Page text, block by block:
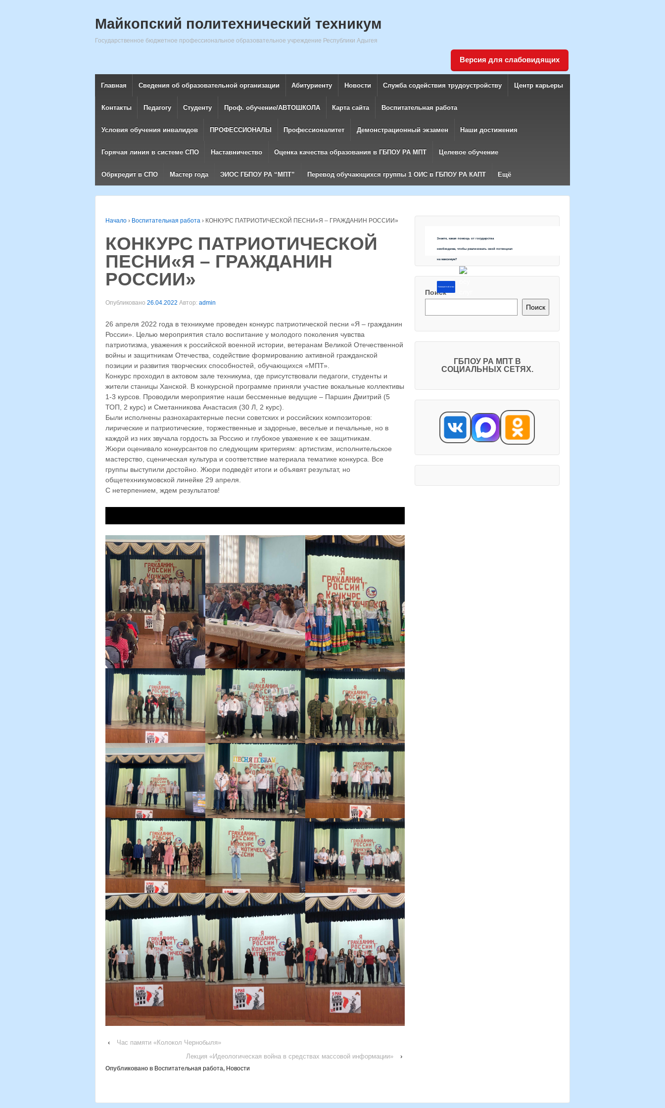
Майкопский политехнический техникум
Государственное бюджетное профессиональное образовательное учреждение Республики Адыгея
Версия для слабовидящих
Главная Сведения об образовательной организации Абитуриенту Новости Служба содействия трудоустройству Центр карьеры
Контакты Педагогу Студенту Проф. обучение/АВТОШКОЛА Карта сайта Воспитательная работа
Условия обучения инвалидов ПРОФЕССИОНАЛЫ Профессионалитет Демонстрационный экзамен Наши достижения
Горячая линия в системе СПО Наставничество Оценка качества образования в ГБПОУ РА МПТ Целевое обучение
Обркредит в СПО Мастер года ЭИОС ГБПОУ РА “МПТ” Перевод обучающихся группы 1 ОИС в ГБПОУ РА КАПТ Ещё
Начало › Воспитательная работа › КОНКУРС ПАТРИОТИЧЕСКОЙ ПЕСНИ«Я – ГРАЖДАНИН РОССИИ»
КОНКУРС ПАТРИОТИЧЕСКОЙ
ПЕСНИ«Я – ГРАЖДАНИН
РОССИИ»
Опубликовано 26.04.2022 Автор: admin
26 апреля 2022 года в техникуме проведен конкурс патриотической песни «Я – гражданин
России». Целью мероприятия стало воспитание у молодого поколения чувства
патриотизма, уважения к российской военной истории, ветеранам Великой Отечественной
войны и защитникам Отечества, содействие формированию активной гражданской
позиции и развития творческих способностей, обучающихся «МПТ».
Конкурс проходил в актовом зале техникума, где присутствовали педагоги, студенты и
жители станицы Ханской. В конкурсной программе приняли участие вокальные коллективы
1-3 курсов. Проводили мероприятие наши бессменные ведущие – Паршин Дмитрий (5
ТОП, 2 курс) и Сметанникова Анастасия (30 Л, 2 курс).
Были исполнены разнохарактерные песни советских и российских композиторов:
лирические и патриотические, торжественные и задорные, веселые и печальные, но в
каждой из них звучала гордость за Россию и глубокое уважение к ее защитникам.
Жюри оценивало конкурсантов по следующим критериям: артистизм, исполнительское
мастерство, сценическая культура и соответствие материала тематике конкурса. Все
группы выступили достойно. Жюри подведёт итоги и объявят результат, но
общетехникумовской линейке 29 апреля.
С нетерпением, ждем результатов!
‹
Час памяти «Колокол Чернобыля»
Лекция «Идеологическая война в средствах массовой информации»
›
Опубликовано в Воспитательная работа, Новости
Знаете, какая помощь от государства
необходима, чтобы реализовать свой потенциал
на максимум?
Напишите об этом
Поиск
Поиск
ГБПОУ РА МПТ В
СОЦИАЛЬНЫХ СЕТЯХ.